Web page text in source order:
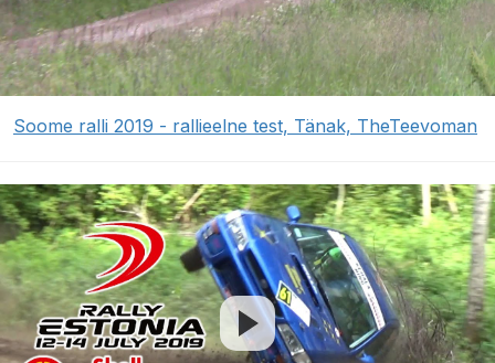
Soome ralli 2019 - rallieelne test, Tänak, TheTeevoman